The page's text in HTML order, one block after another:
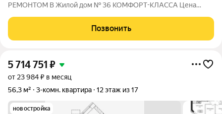
РЕМОНТОМ В Жилой дом № 36 КОМФОРТ-КЛАССА Цена
эту квартиру с черновой отделкой. Прямая продажа от
Застройщика! ЖК «Колизей» - это
Позвонить
5 714 751 ₽
от 23 984 ₽ в месяц
56,3 м²
3-комн. квартира 12 этаж из 17
новостройка